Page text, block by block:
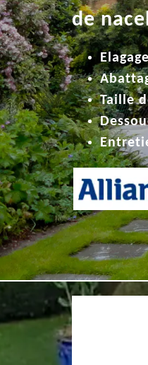
de
Taille